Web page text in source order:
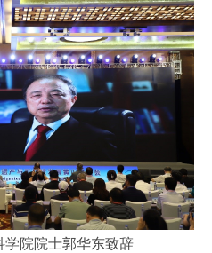
学院院士郭华东致辞